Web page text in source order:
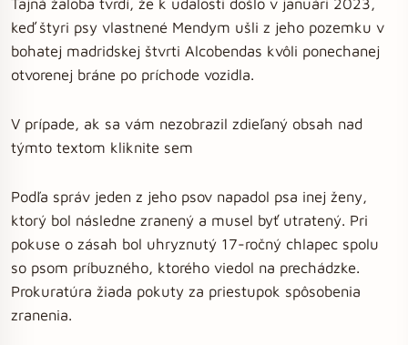
keď štyri psy vlastnené Mendym ušli z jeho pozemku v
bohatej madridskej štvrti Alcobendas kvôli ponechanej
otvorenej bráne po príchode vozidla.
V prípade, ak sa vám nezobrazil zdieľaný obsah nad
týmto textom kliknite sem
Podľa správ jeden z jeho psov napadol psa inej ženy,
ktorý bol následne zranený a musel byť utratený. Pri
pokuse o zásah bol uhryznutý 17-ročný chlapec spolu
so psom príbuzného, ktorého viedol na prechádzke.
Prokuratúra žiada pokuty za priestupok spôsobenia
zranenia.